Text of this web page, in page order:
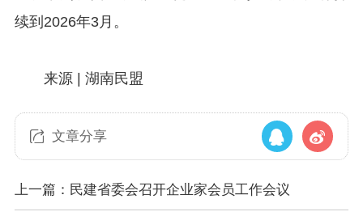
续到2026年3月。
来源 | 湖南民盟
文章分享
上一篇：民建省委会召开企业家会员工作会议